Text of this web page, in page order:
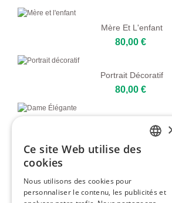
Mère Et L'enfant
80,00 €
Portrait Décoratif
80,00 €
109,00 €
Ce site Web utilise des
cookies
Nous utilisons des cookies pour
personnaliser le contenu, les publicités et